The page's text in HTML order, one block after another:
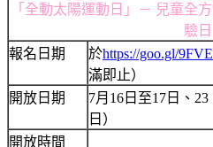
「全動太陽運動日」－ 兒童全
驗日
報名日期
於https://goo.gl/
滿即止）
開放日期
7月16日至17日、
日）
開放時間